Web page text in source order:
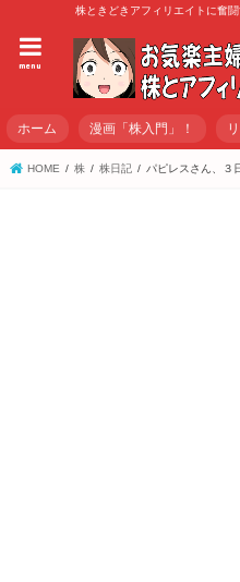
株ときどきアフィリエイトに奮
menu
ホーム 漫画「株入門」！
HOME 株 株日記 パピレスさん、３